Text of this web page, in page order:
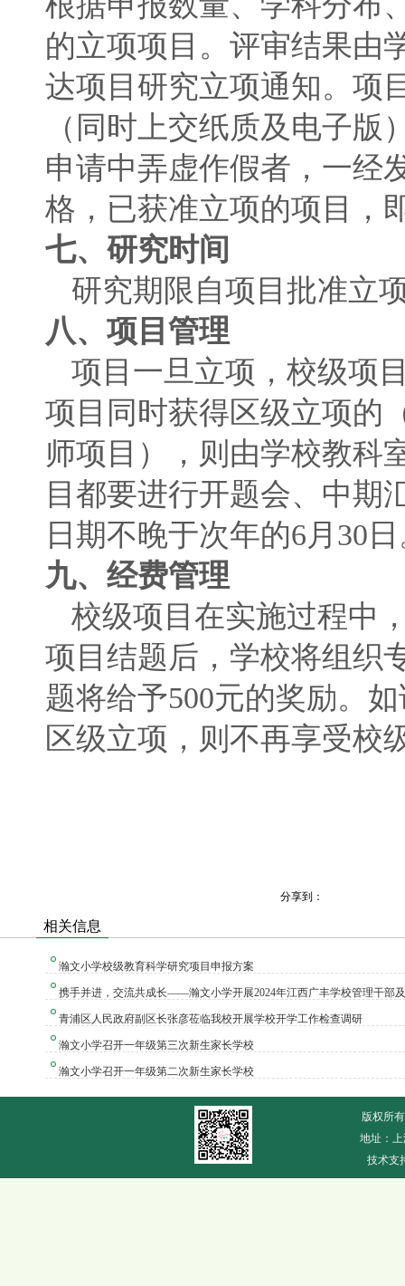
的立项项目。评审结果由
达项目研究立项通知。项
（同时上交纸质及电子
申请中弄虚作假者，一经
格，已获准立项的项目，
七、研究时间
研究期限自项目批准立
八、项目管理
项目一旦立项，校级项
项目同时获得区级立项的
师项目），则由学校教科
目都要进行开题会、中期
日期不晚于次年的6月30
九、经费管理
校级项目在实施过程中
项目结题后，学校将组织
题将给予500元的奖励。
区级立项，则不再享受校
分享到：
相关信息
瀚文小学校级教育科学研究项目申报方案
携手并进，交流共成长——瀚文小学开展2024年江西广丰学校管理干部
青浦区人民政府副区长张彦莅临我校开展学校开学工作检查调研
瀚文小学召开一年级第三次新生家长学校
瀚文小学召开一年级第二次新生家长学校
版权所
地址：
技术支